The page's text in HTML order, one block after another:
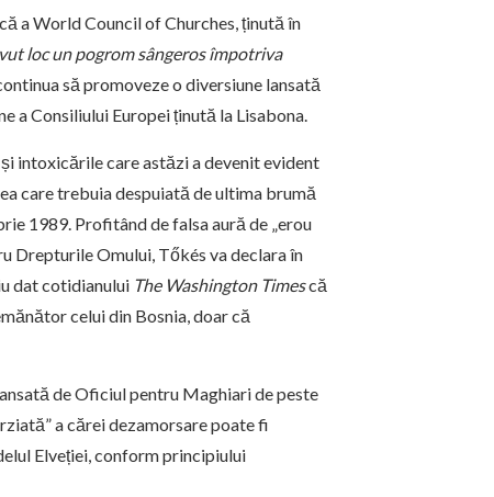
a World Council of Churches, ținută în
loc un pogrom sângeros împotriva
să promoveze o diversiune lansată
a Consiliului Europei ținută la Lisabona.
intoxicările care astăzi a devenit evident
care trebuia despuiată de ultima brumă
1989. Profitând de falsa aură de „erou
Drepturile Omului, Tőkés va declara în
dat cotidianului The Washington Timescă
celui din Bosnia, doar că
de Oficiul pentru Maghiari de peste
a cărei dezamorsare poate fi
Elveției, conform principiului